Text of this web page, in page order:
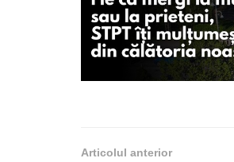
Articolul anterior